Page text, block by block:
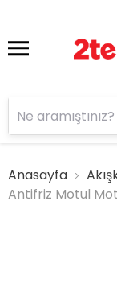
Anasayfa
Antifriz Motul